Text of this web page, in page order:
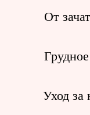
От
Уход